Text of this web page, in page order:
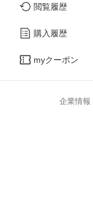
閲覧履歴
購入履歴
myクーポン
企業情報